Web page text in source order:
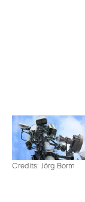
Credits: Jörg Borm